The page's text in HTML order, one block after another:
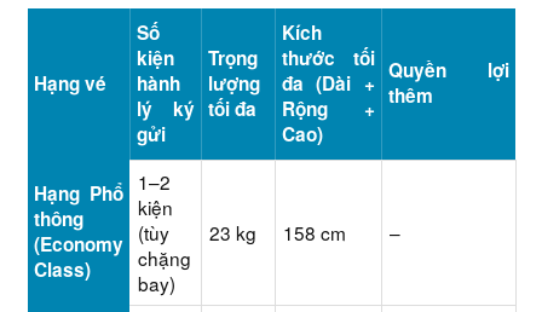
Hạng vé
Số
kiện
hành
lý ký
gửi
Trọng
lượng
tối đa
Kích
thước tối
đa (Dài +
Rộng +
Cao)
Quyền lợi
thêm
Hạng Phổ
thông
(Economy
Class)
1–2
kiện
(tùy
chặng
bay)
23 kg 158 cm –